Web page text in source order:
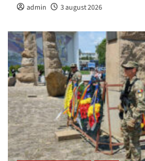
admin 3 august 2026